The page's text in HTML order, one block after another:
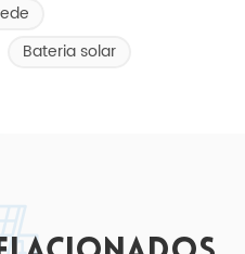
Bateria solar